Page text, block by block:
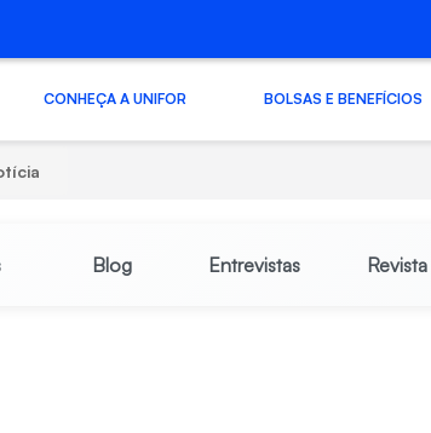
CONHEÇA A UNIFOR BOLSAS E BENEFÍCIOS
Blog Entrevistas Revista